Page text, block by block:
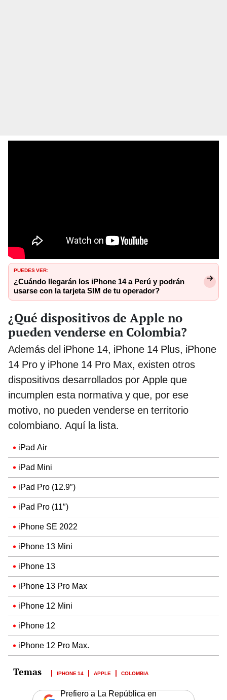
PUEDES VER:
¿Cuándo llegarán los iPhone 14 a Perú y podrán
usarse con la tarjeta SIM de tu operador?
¿Qué dispositivos de Apple no
pueden venderse en Colombia?
Además del iPhone 14, iPhone 14 Plus, iPhone
14 Pro y iPhone 14 Pro Max, existen otros
dispositivos desarrollados por Apple que
incumplen esta normativa y que, por ese
motivo, no pueden venderse en territorio
colombiano. Aquí la lista.
iPad Air
iPad Mini
iPad Pro (12.9″)
iPad Pro (11″)
iPhone SE 2022
iPhone 13 Mini
iPhone 13
iPhone 13 Pro Max
iPhone 12 Mini
iPhone 12
iPhone 12 Pro Max.
IPHONE 14 APPLE COLOMBIA
Prefiero a La República en